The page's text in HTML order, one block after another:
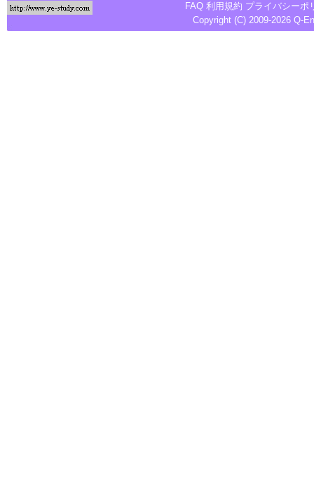
FAQ 利用規約 プライバシーポ
Copyright (C) 2009-2026 Q-